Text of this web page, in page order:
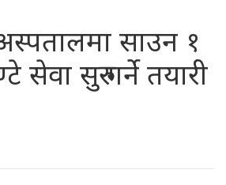
साउन १
सेवा सुरु गर्ने तयारी